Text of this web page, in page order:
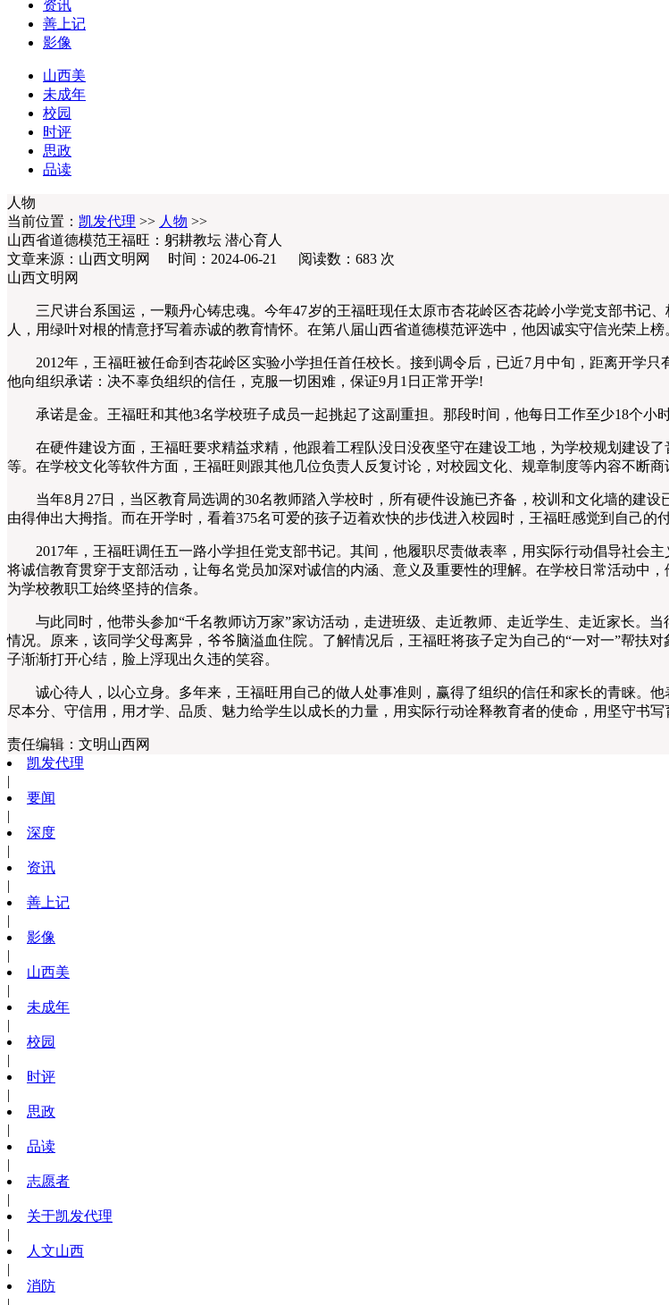
资讯
善上记
影像
山西美
未成年
校园
时评
思政
品读
人物
当前位置： 凯发代理 >> 人物 >>
山西省道德模范王福旺：躬耕教坛 潜心育人
文章来源：山西文明网 时间：2024-06-21 阅读数： 683 次
山西文明网
三尺讲台系国运，一颗丹心铸忠魂。今年47岁的王福旺现任太原市杏花岭区杏花岭小学党支部书记
人，用绿叶对根的情意抒写着赤诚的教育情怀。在第八届山西省道德模范评选中，他因诚实守信光荣上榜
2012年，王福旺被任命到杏花岭区实验小学担任首任校长。接到调令后，已近7月中旬，距离开学只
他向组织承诺：决不辜负组织的信任，克服一切困难，保证9月1日正常开学!
承诺是金。王福旺和其他3名学校班子成员一起挑起了这副重担。那段时间，他每日工作至少18个小
在硬件建设方面，王福旺要求精益求精，他跟着工程队没日没夜坚守在建设工地，为学校规划建设
等。在学校文化等软件方面，王福旺则跟其他几位负责人反复讨论，对校园文化、规章制度等内容不断商
当年8月27日，当区教育局选调的30名教师踏入学校时，所有硬件设施已齐备，校训和文化墙的建设
由得伸出大拇指。而在开学时，看着375名可爱的孩子迈着欢快的步伐进入校园时，王福旺感觉到自己的
2017年，王福旺调任五一路小学担任党支部书记。其间，他履职尽责做表率，用实际行动倡导社会
将诚信教育贯穿于支部活动，让每名党员加深对诚信的内涵、意义及重要性的理解。在学校日常活动中
为学校教职工始终坚持的信条。
与此同时，他带头参加“千名教师访万家”家访活动，走进班级、走近教师、走近学生、走近家长。
情况。原来，该同学父母离异，爷爷脑溢血住院。了解情况后，王福旺将孩子定为自己的“一对一”帮扶
子渐渐打开心结，脸上浮现出久违的笑容。
诚心待人，以心立身。多年来，王福旺用自己的做人处事准则，赢得了组织的信任和家长的青睐。他
尽本分、守信用，用才学、品质、魅力给学生以成长的力量，用实际行动诠释教育者的使命，用坚守书写
责任编辑： 文明山西网
凯发代理
|
要闻
|
深度
|
资讯
|
善上记
|
影像
|
山西美
|
未成年
|
校园
|
时评
|
思政
|
品读
|
志愿者
|
关于凯发代理
|
人文山西
|
消防